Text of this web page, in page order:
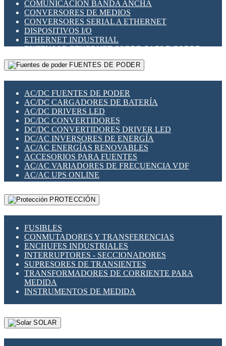
MAQUINARIA
PROTECCIÓN TÉRMICA
RELÉS AUTOMOTRICES
RELÉS DE SEÑAL
RELÉS DE ESTADO SÓLIDO SSR
RELÉS INDUSTRIALES
RELÉS MINIATURA DE POTENCIA
SENSORES MAGNÉTICOS
SWITCH Y MICROSWITCH
TARJETAS PI
UNIÓN Y DERIVACIÓN DE CABLE
COMUNICACIÓN BANDA ANCHA
CONVERSORES DE MEDIOS
CONVERSORES SERIAL A ETHERNET
DISPOSITIVOS I/O
ETHERNET INDUSTRIAL
EXTENSOR ETHERNET SOBRE CABLE COBRE
GATEWAY LORAWAN
GESTIÓN DE REDES
PLACAS MODULARES IOT
SWITCHES Y REDES WIFI
SOLUCIONES IOT
SOLUCIONES LORAWAN
SOLUCIONES RED CELULAR
SEGURIDAD PARA REDES
SWITCHES LAN
TELEFONÍA IP (VOIP)
VIGILANCIA IP (CCTV)
MESHTASTIC
FUENTES DE PODER
AC/DC FUENTES DE PODER
AC/DC CARGADORES DE BATERÍA
AC/DC DRIVERS LED
DC/DC CONVERTIDORES
DC/DC CONVERTIDORES DRIVER LED
DC/AC INVERSORES DE ENERGÍA
AC/AC ENERGÍAS RENOVABLES
ACCESORIOS PARA FUENTES
AC/AC VARIADORES DE FRECUENCIA VDF
AC/AC UPS ONLINE
PROTECCIÓN
FUSIBLES
CONMUTADORES Y TRANSFERENCIAS
ENCHUFES INDUSTRIALES
INTERRUPTORES - SECCIONADORES
SUPRESORES DE TRANSIENTES
TRANSFORMADORES DE CORRIENTE PARA
MEDIDA
INSTRUMENTOS DE MEDIDA
SOLAR